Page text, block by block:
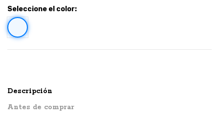
Seleccione el color:
Natural claro
Descripción
Antes de comprar